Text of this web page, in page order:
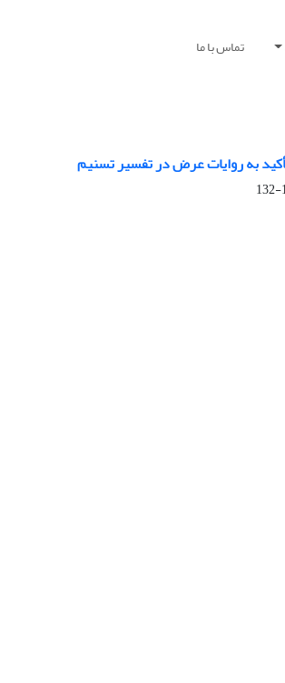
تماس با ما
به روایات عرض در تفسیر تسنیم